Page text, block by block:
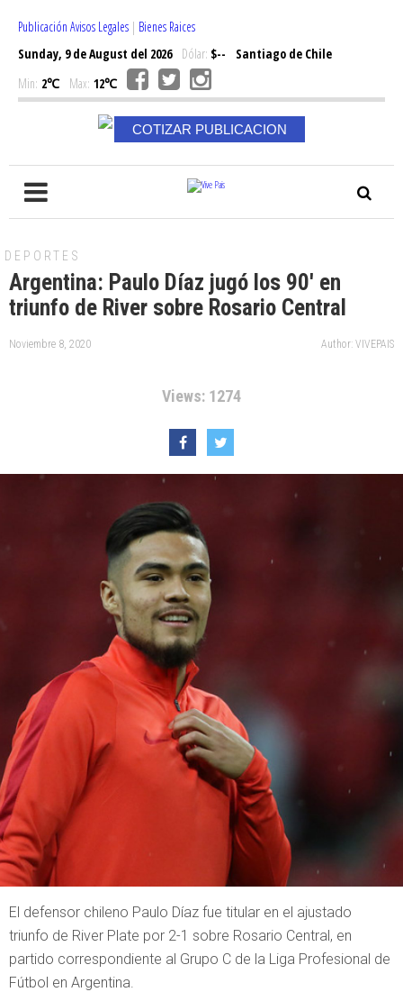
Publicación Avisos Legales | Bienes Raices
Sunday, 9 de August del 2026Dólar: $--
Santiago de Chile
Min: 2℃ Max: 12℃
COTIZAR PUBLICACION
DEPORTES
Argentina: Paulo Díaz jugó los 90′ en
triunfo de River sobre Rosario Central
Noviembre 8, 2020 Author: VIVEPAIS
Views: 1274
El defensor chileno Paulo Díaz fue titular en el ajustado
triunfo de River Plate por 2-1 sobre Rosario Central, en
partido correspondiente al Grupo C de la Liga Profesional de
Fútbol en Argentina.